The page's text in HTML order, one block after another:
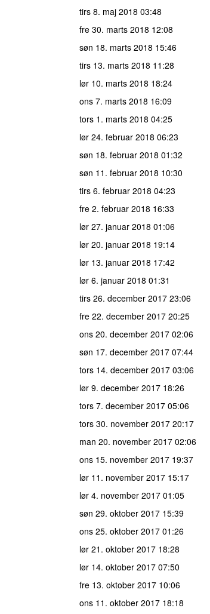
tirs 8. maj 2018 03:48
fre 30. marts 2018 12:08
søn 18. marts 2018 15:46
tirs 13. marts 2018 11:28
lør 10. marts 2018 18:24
ons 7. marts 2018 16:09
tors 1. marts 2018 04:25
lør 24. februar 2018 06:23
søn 18. februar 2018 01:32
søn 11. februar 2018 10:30
tirs 6. februar 2018 04:23
fre 2. februar 2018 16:33
lør 27. januar 2018 01:06
lør 20. januar 2018 19:14
lør 13. januar 2018 17:42
lør 6. januar 2018 01:31
tirs 26. december 2017 23:06
fre 22. december 2017 20:25
ons 20. december 2017 02:06
søn 17. december 2017 07:44
tors 14. december 2017 03:06
lør 9. december 2017 18:26
tors 7. december 2017 05:06
tors 30. november 2017 20:17
man 20. november 2017 02:06
ons 15. november 2017 19:37
lør 11. november 2017 15:17
lør 4. november 2017 01:05
søn 29. oktober 2017 15:39
ons 25. oktober 2017 01:26
lør 21. oktober 2017 18:28
lør 14. oktober 2017 07:50
fre 13. oktober 2017 10:06
ons 11. oktober 2017 18:18